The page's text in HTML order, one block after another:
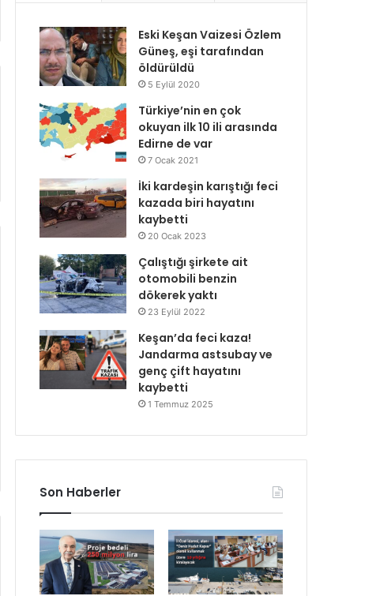
Eski Keşan Vaizesi Özlem
Güneş, eşi tarafından
öldürüldü
5 Eylül 2020
Türkiye’nin en çok
okuyan ilk 10 ili arasında
Edirne de var
7 Ocak 2021
İki kardeşin karıştığı feci
kazada biri hayatını
kaybetti
20 Ocak 2023
Çalıştığı şirkete ait
otomobili benzin
dökerek yaktı
23 Eylül 2022
Keşan’da feci kaza!
Jandarma astsubay ve
genç çift hayatını
kaybetti
1 Temmuz 2025
Son Haberler